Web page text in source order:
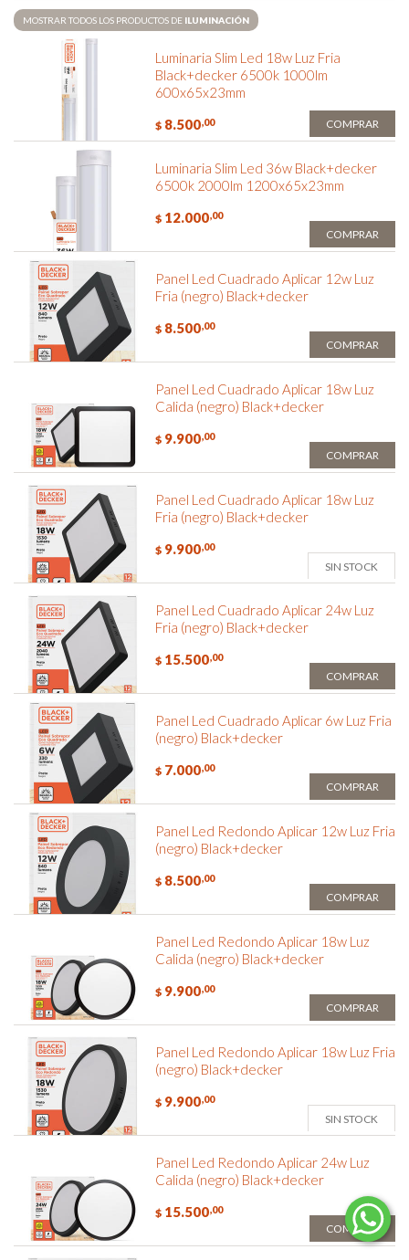
MOSTRAR TODOS LOS PRODUCTOS DE ILUMINACIÓN
Luminaria Slim Led 18w Luz Fria
Black+decker 6500k 1000lm
600x65x23mm
$ 8.500,00 COMPRAR
Luminaria Slim Led 36w Black+decker
6500k 2000lm 1200x65x23mm
$ 12.000,00
COMPRAR
Panel Led Cuadrado Aplicar 12w Luz
Fria (negro) Black+decker
$ 8.500,00
COMPRAR
Panel Led Cuadrado Aplicar 18w Luz
Calida (negro) Black+decker
$ 9.900,00
COMPRAR
Panel Led Cuadrado Aplicar 18w Luz
Fria (negro) Black+decker
$ 9.900,00
SIN STOCK
Panel Led Cuadrado Aplicar 24w Luz
Fria (negro) Black+decker
$ 15.500,00
COMPRAR
Panel Led Cuadrado Aplicar 6w Luz Fria
(negro) Black+decker
$ 7.000,00
COMPRAR
Panel Led Redondo Aplicar 12w Luz Fria
(negro) Black+decker
$ 8.500,00
COMPRAR
Panel Led Redondo Aplicar 18w Luz
Calida (negro) Black+decker
$ 9.900,00
COMPRAR
Panel Led Redondo Aplicar 18w Luz Fria
(negro) Black+decker
$ 9.900,00
SIN STOCK
Panel Led Redondo Aplicar 24w Luz
Calida (negro) Black+decker
$ 15.500,00
COMPRAR